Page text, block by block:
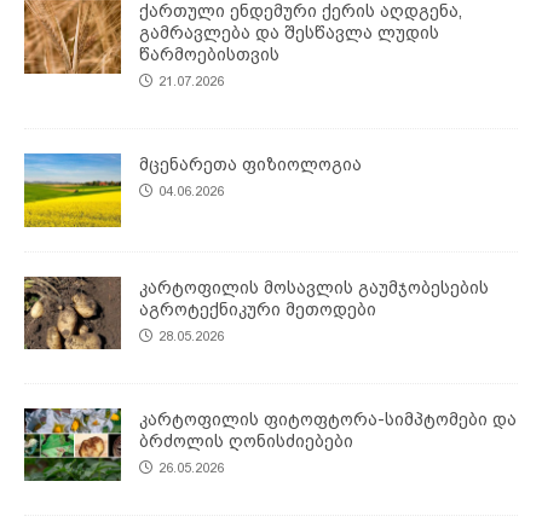
ქართული ენდემური ქერის აღდგენა,
გამრავლება და შესწავლა ლუდის
წარმოებისთვის
21.07.2026
მცენარეთა ფიზიოლოგია
04.06.2026
კარტოფილის მოსავლის გაუმჯობესების
აგროტექნიკური მეთოდები
28.05.2026
კარტოფილის ფიტოფტორა-სიმპტომები და
ბრძოლის ღონისძიებები
26.05.2026